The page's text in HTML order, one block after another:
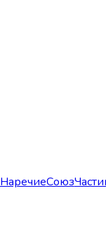
НаречиеСоюз